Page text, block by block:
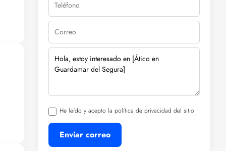
He leído y acepto la política de privacidad del sitio
Enviar correo